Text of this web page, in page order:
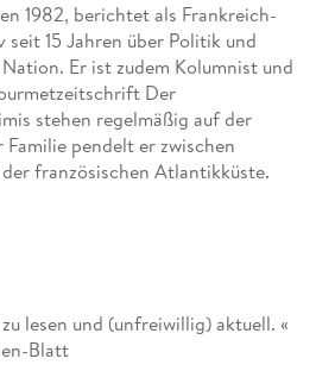
1982, berichtet als Frankreich-
seit 15 Jahren über Politik und
Er ist zudem Kolumnist und
Der
stehen regelmäßig auf der
pendelt er zwischen
französischen Atlantikküste.
lesen und (unfreiwillig) aktuell. «
Blatt